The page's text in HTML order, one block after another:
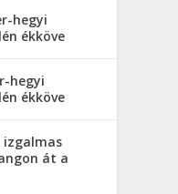
hegyi
ékköve
hegyi
ékköve
át a